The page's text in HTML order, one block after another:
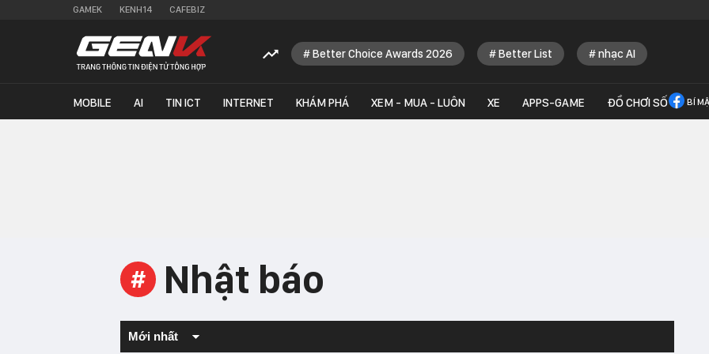
GAMEK KENH14 CAFEBIZ
Better Choice Awards 2026 Better List nhạc AI
MOBILE AI TIN ICT INTERNET KHÁM PHÁ XEM - MUA - LUÔN XE APPS-GAME ĐỒ CHƠI SỐ BÍ
# Nhật báo
Mới nhất